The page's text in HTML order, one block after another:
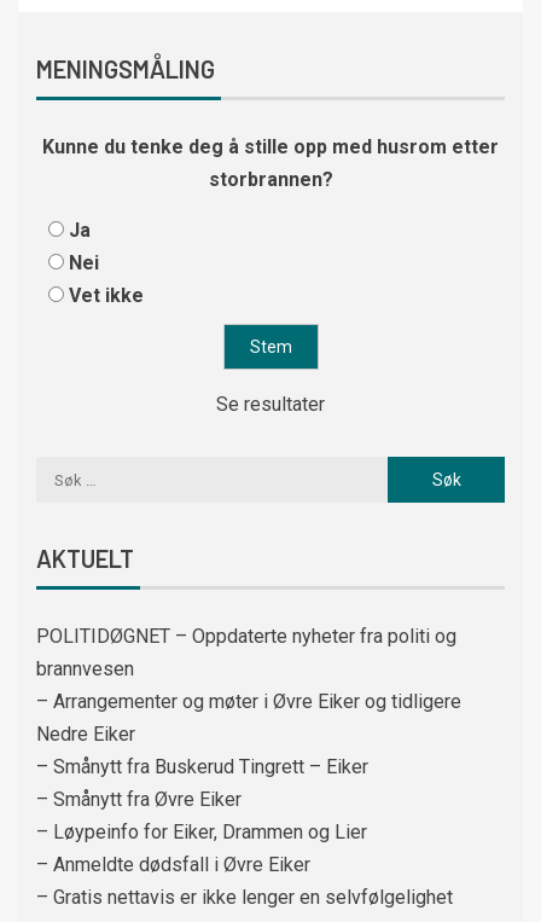
MENINGSMÅLING
Kunne du tenke deg å stille opp med husrom etter
storbrannen?
Ja
Nei
Vet ikke
Se resultater
AKTUELT
POLITIDØGNET – Oppdaterte nyheter fra politi og
brannvesen
– Arrangementer og møter i Øvre Eiker og tidligere
Nedre Eiker
– Smånytt fra Buskerud Tingrett – Eiker
– Smånytt fra Øvre Eiker
– Løypeinfo for Eiker, Drammen og Lier
– Anmeldte dødsfall i Øvre Eiker
– Gratis nettavis er ikke lenger en selvfølgelighet